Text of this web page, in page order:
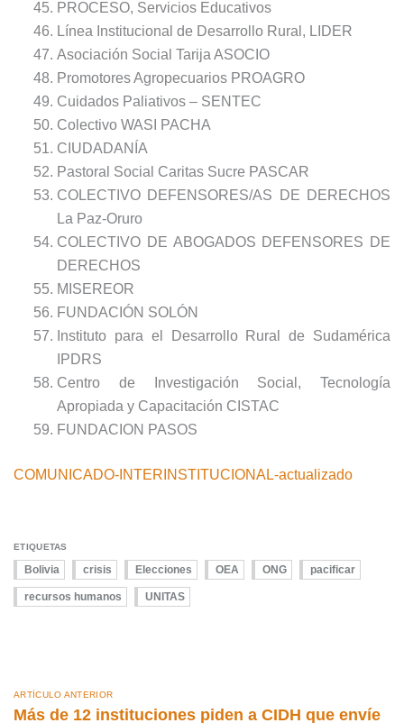
PROCESO, Servicios Educativos
Línea Institucional de Desarrollo Rural, LIDER
Asociación Social Tarija ASOCIO
Promotores Agropecuarios PROAGRO
Cuidados Paliativos – SENTEC
Colectivo WASI PACHA
CIUDADANÍA
Pastoral Social Caritas Sucre PASCAR
COLECTIVO DEFENSORES/AS DE DERECHOS
La Paz-Oruro
COLECTIVO DE ABOGADOS DEFENSORES DE
DERECHOS
MISEREOR
FUNDACIÓN SOLÓN
Instituto para el Desarrollo Rural de Sudamérica
IPDRS
Centro de Investigación Social, Tecnología
Apropiada y Capacitación CISTAC
FUNDACION PASOS
COMUNICADO-INTERINSTITUCIONAL-actualizado
ETIQUETAS
Bolivia crisis Elecciones OEA ONG pacificar
recursos humanos UNITAS
ARTÍCULO ANTERIOR
Más de 12 instituciones piden a CIDH que envíe